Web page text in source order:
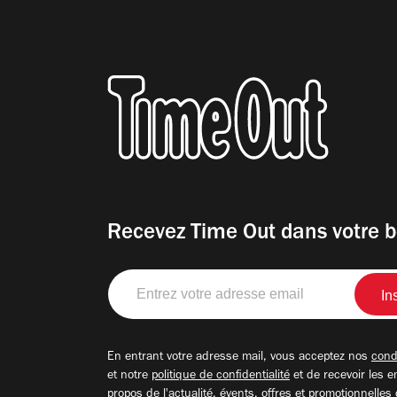
Recevez Time Out dans votre
Entrez
votre
adresse
En entrant votre adresse mail, vous acceptez nos
et notre politique de confidentialité et de recevoir les